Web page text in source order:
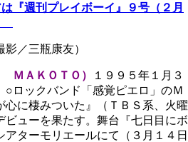
『週刊プレイボーイ』９号（２月
影／三瓶康友）
ＭＡＫＯＴＯ）
１９９５年１月３
ックバンド「感覚ピエロ」のＭ
心に棲みついた』（ＴＢＳ系、火曜
ビューを果たす。舞台『七日目にボ
アターモリエールにて（３月１４日